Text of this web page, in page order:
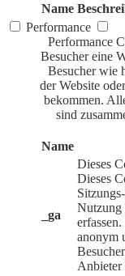
Name
Performance
Performance
Besucher eine
Besucher wie
der Website
bekommen.
sind
Name
_ga
Dieses
Dieses
Nutzung
anonym
Anbieter